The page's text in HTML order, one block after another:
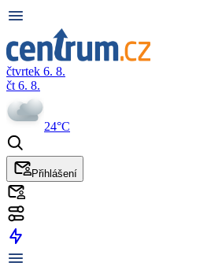
čtvrtek 6. 8.
čt 6. 8.
24°C
Přihlášení